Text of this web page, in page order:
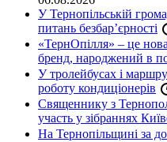
У Тернопільській
питань безбар’єрності
«ТернОпілля» – це
бренд, народжений в
У тролейбусах і
роботу кондиціонерів
Священнику з
участь у зібраннях
На Тернопільщині за